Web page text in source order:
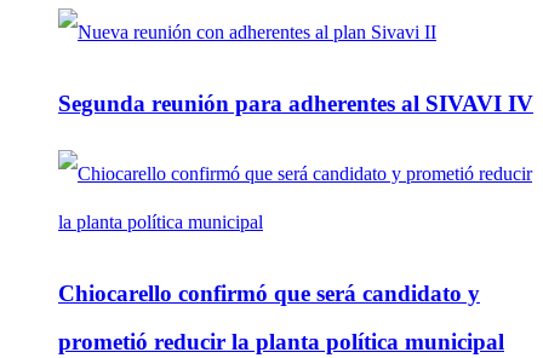
Segunda reunión para adherentes al SIVAVI IV
Chiocarello confirmó que será candidato y
prometió reducir la planta política municipal